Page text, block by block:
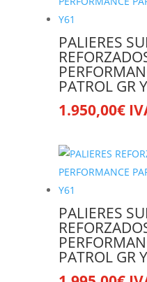
PALIERES
PATROL GR
1.950,00€
PALIERES
PATROL GR